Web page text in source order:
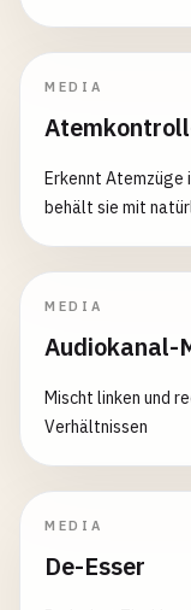
MEDIA
Erkennt Atemzüge
behält sie mit
MEDIA
Audiokanal-
Mischt linken und
Verhältnissen
MEDIA
De-Esser